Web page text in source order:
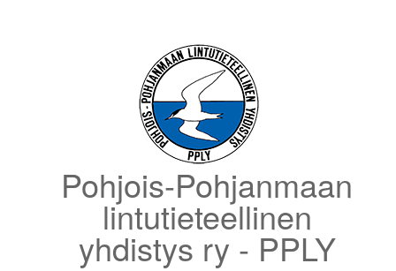
Pohjois-Pohjanmaan
lintutieteellinen
yhdistys ry - PPLY